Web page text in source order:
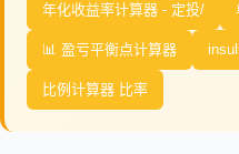
年化收益率计算器 - 定投/
📊 盈亏平衡点计算器
比例计算器 比率